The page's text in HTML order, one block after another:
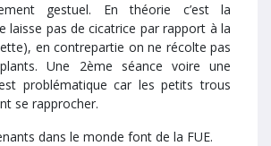
gestuel. En théorie c’est la
laisse pas de cicatrice par rapport à la
en contrepartie on ne récolte pas
Une 2ème séance voire une
problématique car les petits trous
se rapprocher.
dans le monde font de la FUE.